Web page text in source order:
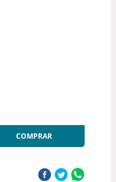
COMPRAR